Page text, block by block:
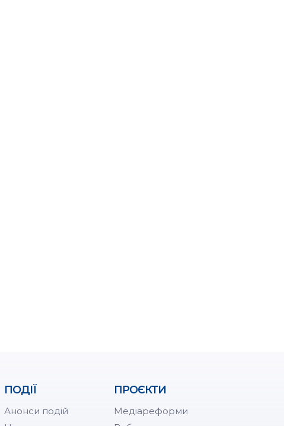
ПОДІЇ
Анонси подій
ПРОЄКТИ
Медіареформи